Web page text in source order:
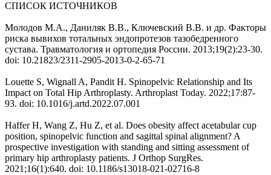
СПИСОК ИСТОЧНИКОВ
Молодов М.А., Даниляк В.В., Ключевский В.В. и др. Факторы
риска вывихов тотальных эндопротезов тазобедренного
сустава. Травматология и ортопедия России. 2013;19(2):23-30.
doi: 10.21823/2311-2905-2013-0-2-65-71
Louette S, Wignall A, Pandit H. Spinopelvic Relationship and Its
Impact on Total Hip Arthroplasty. Arthroplast Today. 2022;17:87-
93. doi: 10.1016/j.artd.2022.07.001
Haffer H, Wang Z, Hu Z, et al. Does obesity affect acetabular cup
position, spinopelvic function and sagittal spinal alignment? A
prospective investigation with standing and sitting assessment of
primary hip arthroplasty patients. J Orthop SurgRes.
2021;16(1):640. doi: 10.1186/s13018-021-02716-8